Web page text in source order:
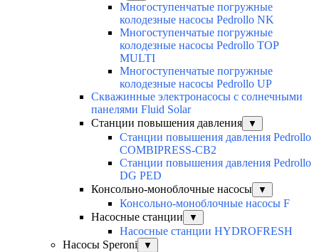
Многоступенчатые погружные
колодезные насосы Pedrollo NK
Многоступенчатые погружные
колодезные насосы Pedrollo TOP
MULTI
Многоступенчатые погружные
колодезные насосы Pedrollo UP
Скважинные электронасосы с солнечными
панелями Fluid Solar
Станции повышения давления
▼
Станции повышения давления Pedrollo
COMBIPRESS-CB2
Станции повышения давления Pedrollo
DG PED
Консольно-моноблочные насосы
▼
Консольно-моноблочные насосы F
Насосные станции
▼
Насосные станции HYDROFRESH
Насосы Speroni
▼